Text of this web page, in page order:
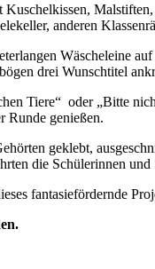
anderen
Wäscheleine
drei Wunschtitel
Tiere“ oder „Bitte
Runde genießen.
geklebt,
die Schülerinnen
fantasiefördernde